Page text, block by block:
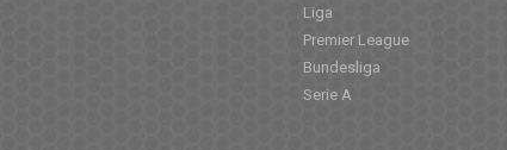
Liga
Premier League
Bundesliga
Serie A